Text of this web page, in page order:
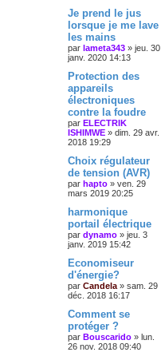
Je prend le jus
lorsque je me lave
les mains
par lameta343 » jeu. 30
janv. 2020 14:13
Protection des
appareils
électroniques
contre la foudre
par ELECTRIK
ISHIMWE » dim. 29 avr.
2018 19:29
Choix régulateur
de tension (AVR)
par hapto » ven. 29
mars 2019 20:25
harmonique
portail électrique
par dynamo » jeu. 3
janv. 2019 15:42
Economiseur
d'énergie?
par Candela » sam. 29
déc. 2018 16:17
Comment se
protéger ?
par Bouscarido » lun.
26 nov. 2018 09:40